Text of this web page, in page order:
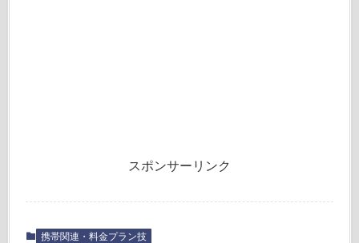
スポンサーリンク
携帯関連・料金プラン技